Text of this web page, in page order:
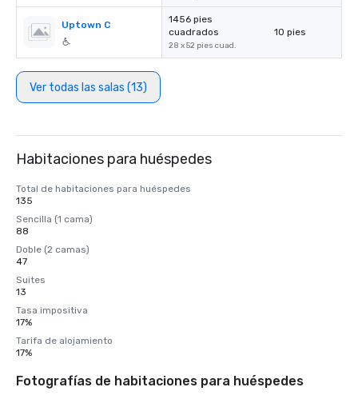
Uptown C
1456 pies
cuadrados
28 x 52 pies cuad.
10 pies
Ver todas las salas (13)
Habitaciones para huéspedes
Total de habitaciones para huéspedes
135
Sencilla (1 cama)
88
Doble (2 camas)
47
Suites
13
Tasa impositiva
17%
Tarifa de alojamiento
17%
Fotografías de habitaciones para huéspedes